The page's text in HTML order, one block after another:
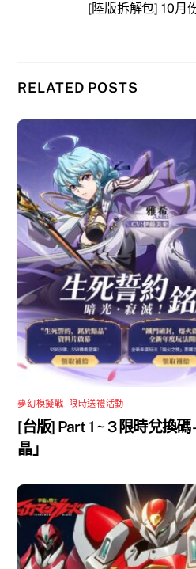
[陸版拆解包] 10月
RELATED POSTS
夢幻模擬戰 限時送禮活動
[台版] Part 1 ~ 3 限時兌換
晶」